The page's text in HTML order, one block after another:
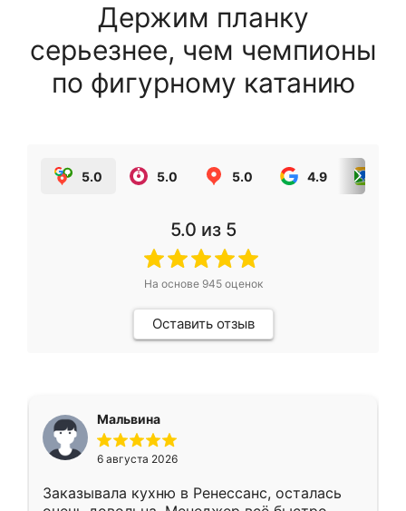
Держим планку
серьезнее, чем чемпионы
по фигурному катанию
5.0 5.0 5.0 4.9
5.0 из 5
На основе 945оценок
Оставить отзыв
Мальвина
6 августа 2026
Заказывала кухню в Ренессанс, осталась